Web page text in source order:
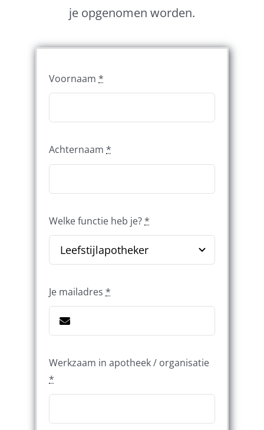
je opgenomen worden.
Voornaam *
Achternaam *
Welke functie heb je?*
Je mailadres *
Werkzaam in apotheek / organisatie
*